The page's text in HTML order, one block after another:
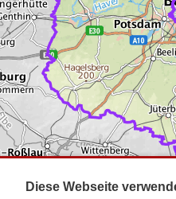
Impressum
Kontakt
Diese Webseite